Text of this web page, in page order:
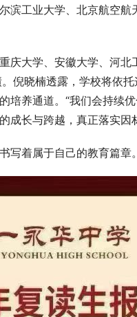
滨工业大学、北京航空航
庆大学、安徽大学、河北
倪晓楠透露，学校将依
培养通道。“我们会持续
成长与跨越，真正落实因
写着属于自己的教育篇章。
暑假怎么玩，渤海湾轮渡船票带